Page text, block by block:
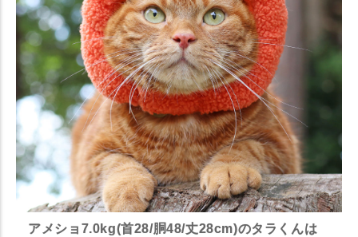
アメショ7.0kg(首28/胴48/丈28cm)のタラくんは